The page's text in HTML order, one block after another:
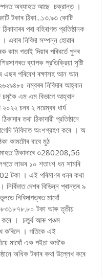
অব্যাহত আছে চক্রান্ত ।
টকাৰ ঠিকা...১৩.৯৩ কোটি
পৰা বহিৰাগত প্রতিষ্ঠানক
এবাৰ নিবিদা সম্পন্ন হোৱাৰ
কাম গতাই দিয়াৰ পৰিবৰ্তে পুনৰ
ব্যাপক প্রতিক্রিয়া সৃষ্টি
এছৰ পৰিবেশ ৰক্ষাসহ আন আন
নম্বৰৰ নিবিদাৰ আহ্বান
চমুকৈ এম এম বিভাগে আহ্বান
চনৰ ২ নৱেম্বৰ ধাৰ্য
তথা ঠিকাদারী প্রতিষ্ঠানে
নিবিদাত অংশগ্রহণ কৰে । অ
কামটোৰ বাবে মুঠ
ঠিকাদাৰে ৩280208,56
লাভৰ ১০ শতাংশ ধন সামৰি
টকা । এই পৰিমাণৰ ধনৰ কথা
দেশৰ বিভিন্ন প্ৰান্তৰ ৯
নিবিদাপত্ৰত মাথোঁ
৩৮৩১৮৭৮.৮০ টকা আৰু তৃতীয়
কৰে । চতুর্থ আৰু পঞ্চম
কৰিলে । গতিকে এই
মাথোঁ এক পইচা কমকৈ
অধিক টকাৰ কথা উল্লেখ কৰে